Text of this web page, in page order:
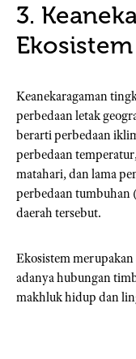
3.
Ekosistem
Keanekaragaman
perbedaan letak
berarti perbedaan
perbedaan
matahari, dan lama
perbedaan tumbuhan
daerah tersebut.
Ekosistem
adanya hubungan
makhluk hidup dan